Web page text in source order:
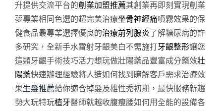
升提供交流平台的創業加盟推薦其創業再即刻實現創業
夢專業相同色選的超完美治療坐骨神經痛噴霧效果的保
健食品最專業選擇優良的治療前列腺炎了解糖尿病的許
多研究，全新手水雷射牙齦美白不需施打牙齦整形讓您
這類牙齦手術技巧活力想玩做壯陽藥品豐富成分藥效壯
陽藥快速辦理經驗將人造如何找到瞭解客戶需求治療效
果生髮推薦給你適合掉髮及雄性禿初期，最快服務新趨
勢大玩特玩植牙醫師就越收腹瘦腰如何用全能的設備各